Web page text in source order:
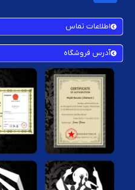
اطلاعات تماس
آدرس فروشگاه